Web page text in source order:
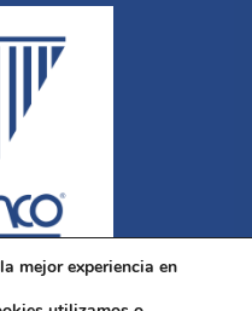
mejor experiencia en